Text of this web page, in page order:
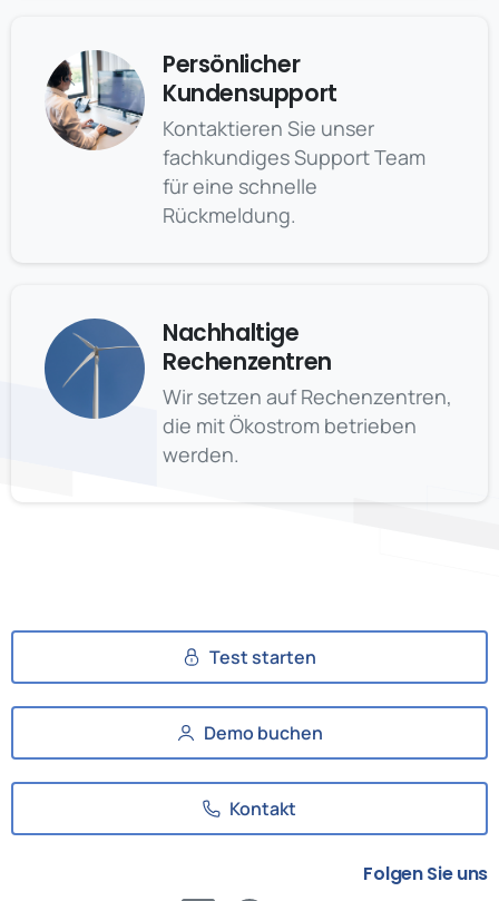
Persönlicher
Kundensupport
Kontaktieren Sie unser
fachkundiges Support Team
für eine schnelle
Rückmeldung.
Nachhaltige
Rechenzentren
Wir setzen auf Rechenzentren,
die mit Ökostrom betrieben
werden.
Test starten
Demo buchen
Kontakt
Folgen Sie uns